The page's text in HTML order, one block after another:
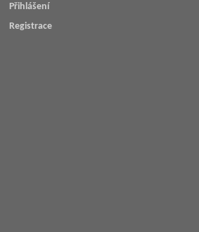
Přihlášení
Registrace